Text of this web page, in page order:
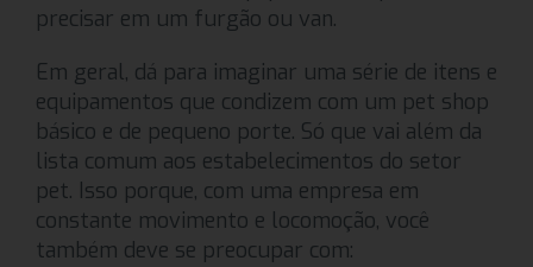
precisar em um furgão ou van.
Em geral, dá para imaginar uma série de itens e
equipamentos que condizem com um pet shop
básico e de pequeno porte. Só que vai além da
lista comum aos estabelecimentos do setor
pet. Isso porque, com uma empresa em
constante movimento e locomoção, você
também deve se preocupar com: